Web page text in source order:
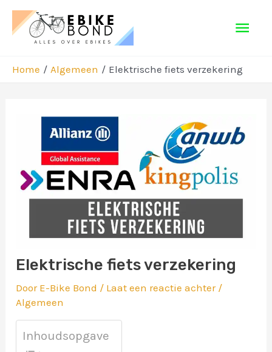
naar
Home Algemeen Elektrische fiets verzekering
Elektrische fiets verzekering
Door E-Bike Bond / Laat een reactie achter /
Algemeen
Inhoudsopgave